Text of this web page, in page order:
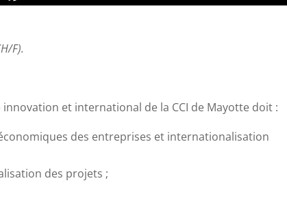
F).
et international de la CCI de Mayotte doit :
des entreprises et internationalisation
des projets ;